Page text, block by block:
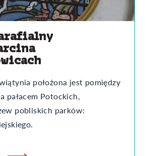
położona jest pomiędzy
pałacem Potockich,
pobliskich parków: